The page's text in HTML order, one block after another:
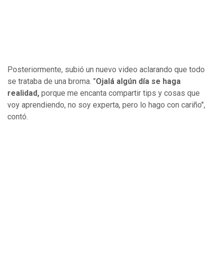
Posteriormente, subió un nuevo video aclarando que todo
se trataba de una broma. "Ojalá algún día se haga
realidad, porque me encanta compartir tips y cosas que
voy aprendiendo, no soy experta, pero lo hago con cariño",
contó.